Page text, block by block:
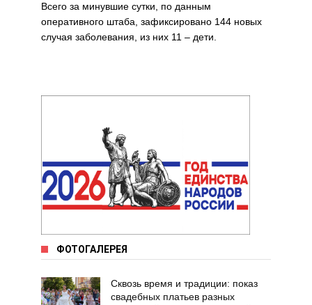
Всего за минувшие сутки, по данным
оперативного штаба, зафиксировано 144 новых
случая заболевания, из них 11 – дети.
ФОТОГАЛЕРЕЯ
Сквозь время и традиции: показ
свадебных платьев разных